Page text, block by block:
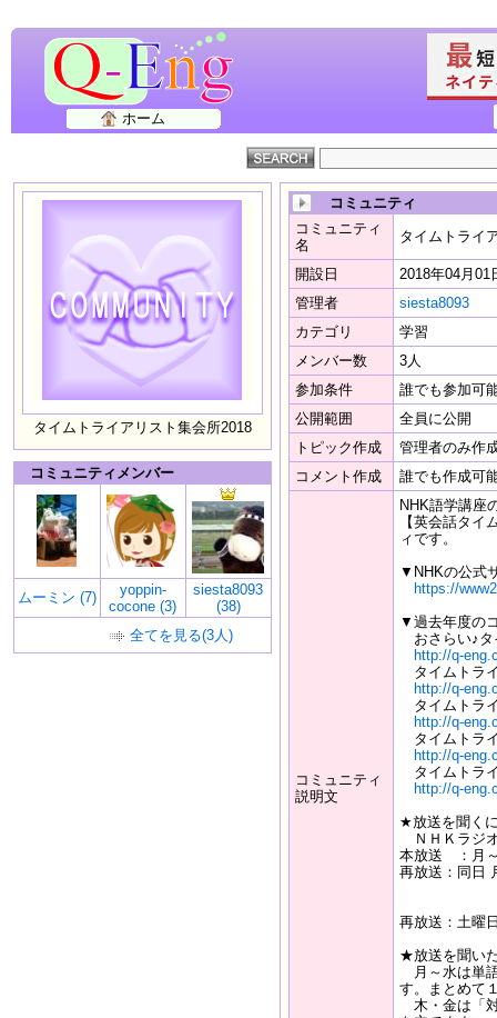
ホーム
タイムトライアリスト集会所2018
コミュニティメンバー
ムーミン (7)
yoppin-
cocone (3)
siesta8093
(38)
全てを見る(3人)
コミュニティ
コミュニティ
名
タイムトライ
開設日
2018年04月01
管理者
siesta8093
カテゴリ
学習
メンバー数
3人
参加条件
誰でも参加可
公開範囲
全員に公開
トピック作成
管理者のみ作
コメント作成
誰でも作成可
コミュニティ
説明文
NHK語学講座
【英会話タイ
ィです。
▼NHKの公式
https://
▼過去年度の
おさらい♪タ
http://q-
タイムトラ
http://q-
タイムトラ
http://q-
タイムトラ
http://q-
タイムトラ
http://q-
★放送を聞く
ＮＨＫラジ
本放送 ：月
再放送：同日
再放送：土曜
★放送を聞い
月～水は単
す。まとめて
木・金は「